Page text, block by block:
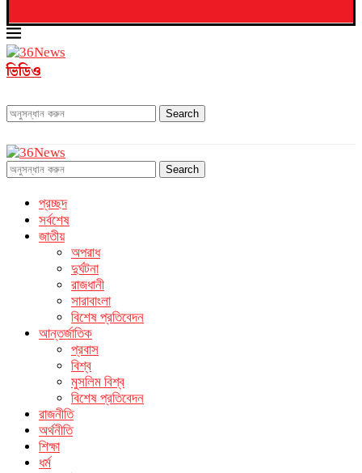
ভিডিও
Search
Search
প্রচ্ছদ
সর্বশেষ
জাতীয়
অপরাধ
দুর্ঘটনা
রাজধানী
সারাবাংলা
বিশেষ প্রতিবেদন
আন্তর্জাতিক
প্রবাস
বিশ্ব
মুসলিম বিশ্ব
বিশেষ প্রতিবেদন
রাজনীতি
অর্থনীতি
শিক্ষা
ধর্ম